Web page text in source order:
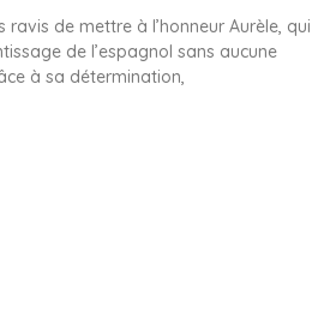
ravis de mettre à l’honneur Aurèle, qui
de l’espagnol sans aucune
à sa détermination,